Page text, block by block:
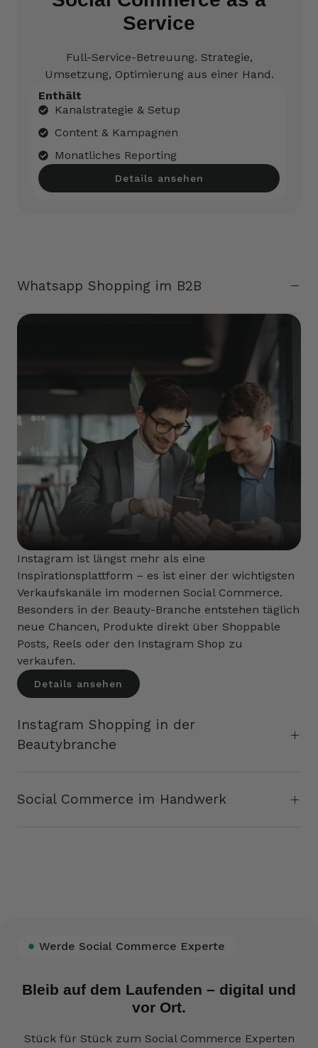
Service
Full-Service-Betreuung. Strategie,
Umsetzung, Optimierung aus einer Hand.
Enthält
Kanalstrategie & Setup
Content & Kampagnen
Monatliches Reporting
Details ansehen
Whatsapp Shopping im B2B
Instagram ist längst mehr als eine
Inspirationsplattform – es ist einer der wichtigsten
Verkaufskanäle im modernen Social Commerce.
Besonders in der Beauty-Branche entstehen täglich
neue Chancen, Produkte direkt über Shoppable
Posts, Reels oder den Instagram Shop zu
verkaufen.
Details ansehen
Instagram Shopping in der
Beautybranche
Social Commerce im Handwerk
Werde Social Commerce Experte
Bleib auf dem Laufenden – digital und
vor Ort.
Stück für Stück zum Social Commerce Experten